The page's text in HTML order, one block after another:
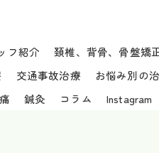
フ紹介 頚椎、背骨、骨盤矯
交通事故治療 お悩み別の
鍼灸 コラム Instagram